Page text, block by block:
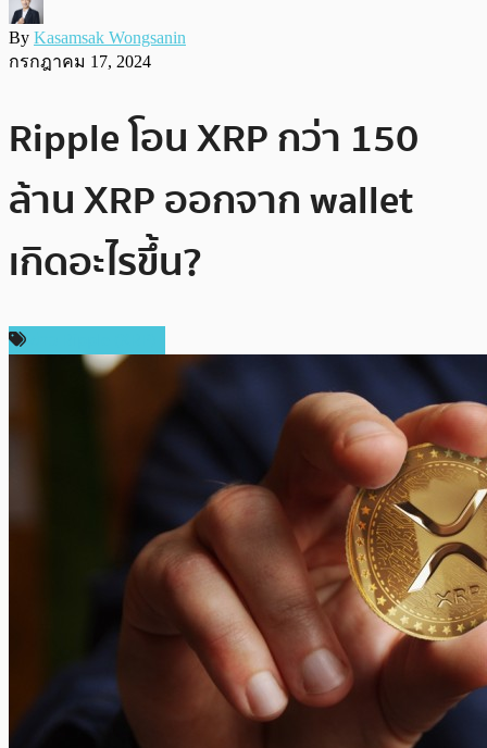
By Kasamsak Wongsanin
กรกฎาคม 17, 2024
Ripple โอน XRP กว่า 150
ล้าน XRP ออกจาก wallet
เกิดอะไรขึ้น?